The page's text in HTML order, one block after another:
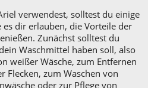
verwendest, solltest du einige
dir erlauben, die Vorteile der
Zunächst solltest du
Waschmittel haben soll, also
weißer Wäsche, zum Entfernen
Flecken, zum Waschen von
oder zur Pflege von